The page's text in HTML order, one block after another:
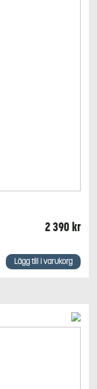
2 390 kr
Lägg till i varukorg